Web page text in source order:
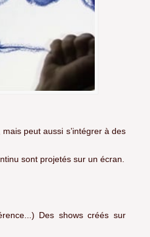
, mais peut aussi s’intégrer à des
sont projetés sur un écran.
Des shows créés sur